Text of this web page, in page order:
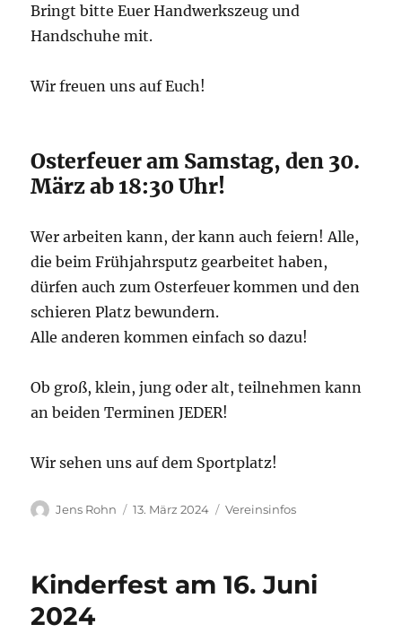
Bringt bitte Euer Handwerkszeug und
Handschuhe mit.
Wir freuen uns auf Euch!
Osterfeuer am Samstag, den 30.
März ab 18:30 Uhr!
Wer arbeiten kann, der kann auch feiern! Alle,
die beim Frühjahrsputz gearbeitet haben,
dürfen auch zum Osterfeuer kommen und den
schieren Platz bewundern.
Alle anderen kommen einfach so dazu!
Ob groß, klein, jung oder alt, teilnehmen kann
an beiden Terminen JEDER!
Wir sehen uns auf dem Sportplatz!
Autor
Jens Rohn
Veröffentlicht
13. März 2024 Kategorien
Vereinsinfos
Kinderfest am 16. Juni
2024